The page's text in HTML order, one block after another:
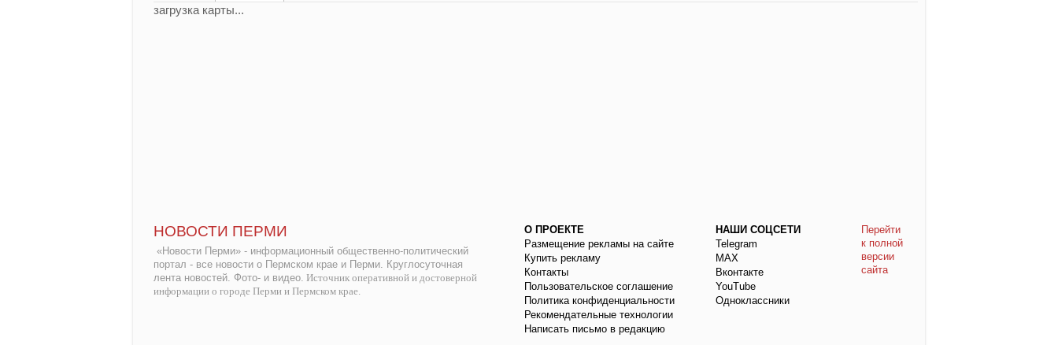
загрузка карты...
НОВОСТИ ПЕРМИ
«Новости Перми» - информационный общественно-политический
портал - все новости о Пермском крае и Перми. Круглосуточная
лента новостей. Фото- и видео. Источник оперативной и достоверной
информации о городе Перми и Пермском крае.
О ПРОЕКТЕ
Размещение рекламы на сайте
Купить рекламу
Контакты
Пользовательское соглашение
Политика конфиденциальности
Рекомендательные технологии
Написать письмо в редакцию
НАШИ СОЦСЕТИ
Telegram
МАХ
Вконтакте
YouTube
Одноклассники
Перейти
к полной
версии
сайта